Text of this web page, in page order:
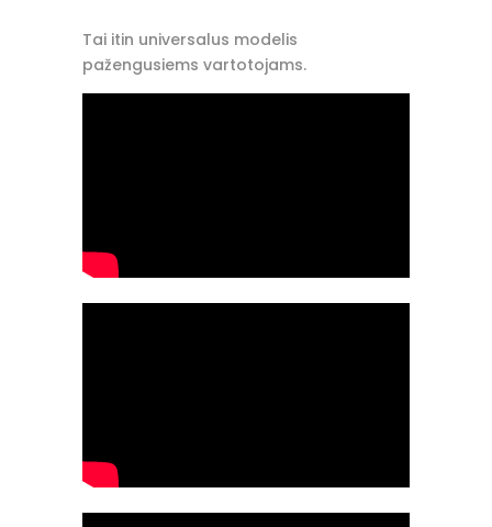
Tai itin universalus modelis
pažengusiems vartotojams.